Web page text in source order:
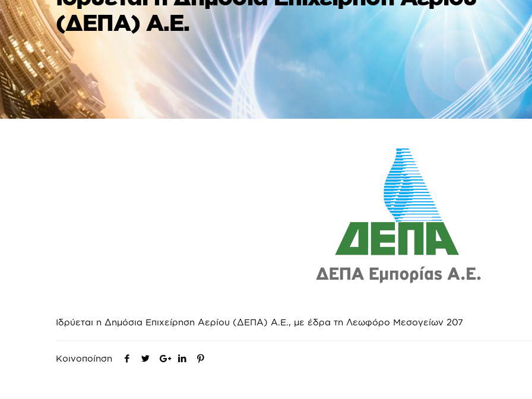
(ΔΕΠΑ) Α.Ε.
Ιδρύεται η Δημόσια Επιχείρηση Αερίου (ΔΕΠΑ) Α.Ε., με έδρα τη Λεωφόρο Μεσογείων 207
Κοινοποίηση